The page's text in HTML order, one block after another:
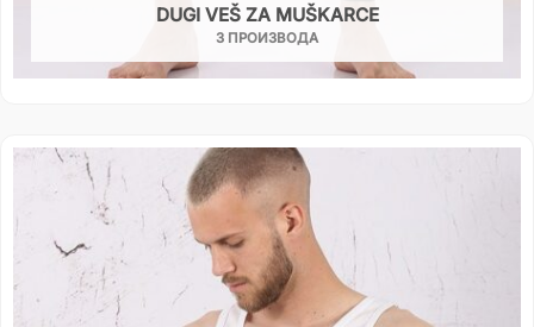
DUGI VEŠ ZA MUŠKARCE
3 ПРОИЗВОДА